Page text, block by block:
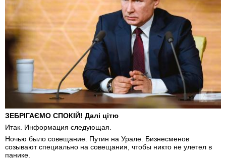
ЗЕБРІГАЄМО СПОКІЙ! Далі цітю
Итак. Информация следующая.
Ночью было совещание. Путин на Урале. Бизнесменов
созывают специально на совещания, чтобы никто не улетел в
панике.